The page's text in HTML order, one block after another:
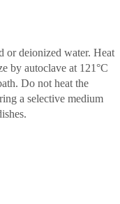
or deionized water. Heat
by autoclave at 121°C
Do not heat the
a selective medium